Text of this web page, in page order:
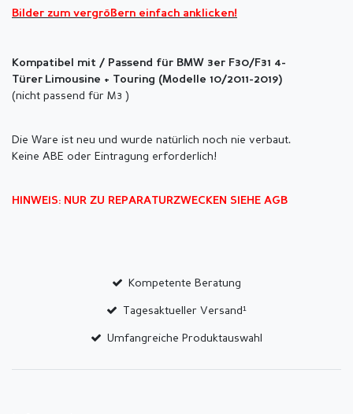
Bilder zum vergrößern einfach anklicken!
Kompatibel mit / Passend für BMW 3er F30/F31 4-
Türer Limousine + Touring (Modelle 10/2011-2019)
(nicht passend für M3 )
Die Ware ist neu und wurde natürlich noch nie verbaut.
Keine ABE oder Eintragung erforderlich!
HINWEIS: NUR ZU REPARATURZWECKEN SIEHE AGB
Kompetente Beratung
Tagesaktueller Versand¹
Umfangreiche Produktauswahl